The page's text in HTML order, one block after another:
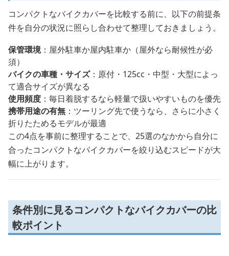
コンパクトなバイクカバーを比較する前に、以下の前提条
件を自分の状況に照らし合わせて整理しておきましょう。
保管環境：屋外駐車か屋内駐車か（屋外なら耐候性が必
須）
バイクの車種・サイズ：原付・125cc・中型・大型によっ
て適合サイズが異なる
使用頻度 ：毎日着脱するなら軽量で扱いやすいものを優先
携帯用途の有無 ：ツーリング先で使うなら、さらに小さく
折りたためるモデルが最適
この4点を事前に整理することで、25選のなかから自分に
合ったコンパクトなバイクカバーを絞り込むスピードが大
幅に上がります。
条件別に見るコンパクトなバイクカバーの比
較ポイント